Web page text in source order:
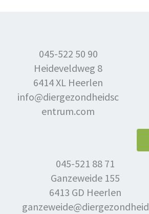
045-522 50 90
Heideveldweg 8
6414 XL Heerlen
info@diergezondheidsc
entrum.com
045-521 88 71
Ganzeweide 155
6413 GD Heerlen
ganzeweide@diergezondheid